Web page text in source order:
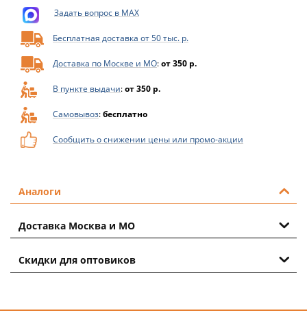
Задать вопрос в MAX
Бесплатная доставка от 50 тыс. р.
Доставка по Москве и МО:от 350 р.
В пункте выдачи:от 350 р.
Самовывоз:бесплатно
Сообщить о снижении цены или промо-акции
Аналоги
Доставка Москва и МО
Скидки для оптовиков